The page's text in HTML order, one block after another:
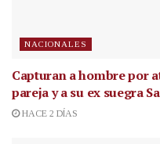
NACIONALES
Capturan a hombre por
pareja y a su ex suegra
HACE 2 DÍAS